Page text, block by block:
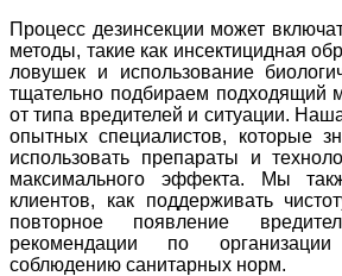
Процесс дезинсекции может
методы, такие как инсектицидная
ловушек и использование
тщательно подбираем подходящий
от типа вредителей и ситуации.
опытных специалистов, которые
использовать препараты и
максимального эффекта. Мы
клиентов, как поддерживать
повторное появление
рекомендации по
соблюдению санитарных норм.